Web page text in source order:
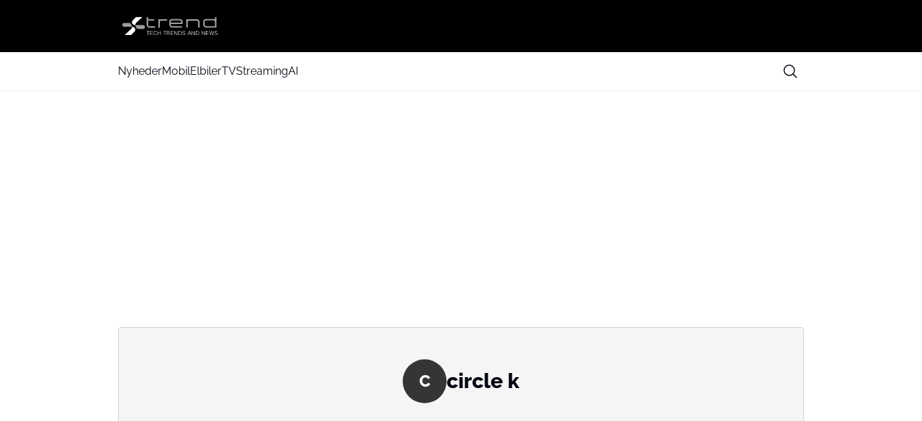
NyhederMobilElbilerTVStreamingAI
C circle k